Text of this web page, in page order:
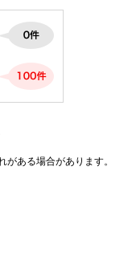
ある場合があります。